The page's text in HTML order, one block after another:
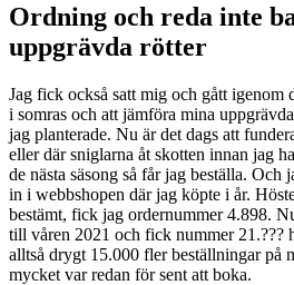
Ordning och reda inte
uppgrävda rötter
Jag fick också satt mig och gått igenom
i somras och att jämföra mina
jag planterade. Nu är det dags att
eller där sniglarna åt skotten innan jag
de nästa säsong så får jag beställa. Och
in i webbshopen där jag köpte i år.
bestämt, fick jag ordernummer 4.898.
till våren 2021 och fick nummer 21.???
alltså drygt 15.000 fler beställningar på
mycket var redan för sent att boka.